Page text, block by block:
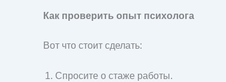
Как проверить опыт психолога
Вот что стоит сделать:
Спросите о стаже работы.